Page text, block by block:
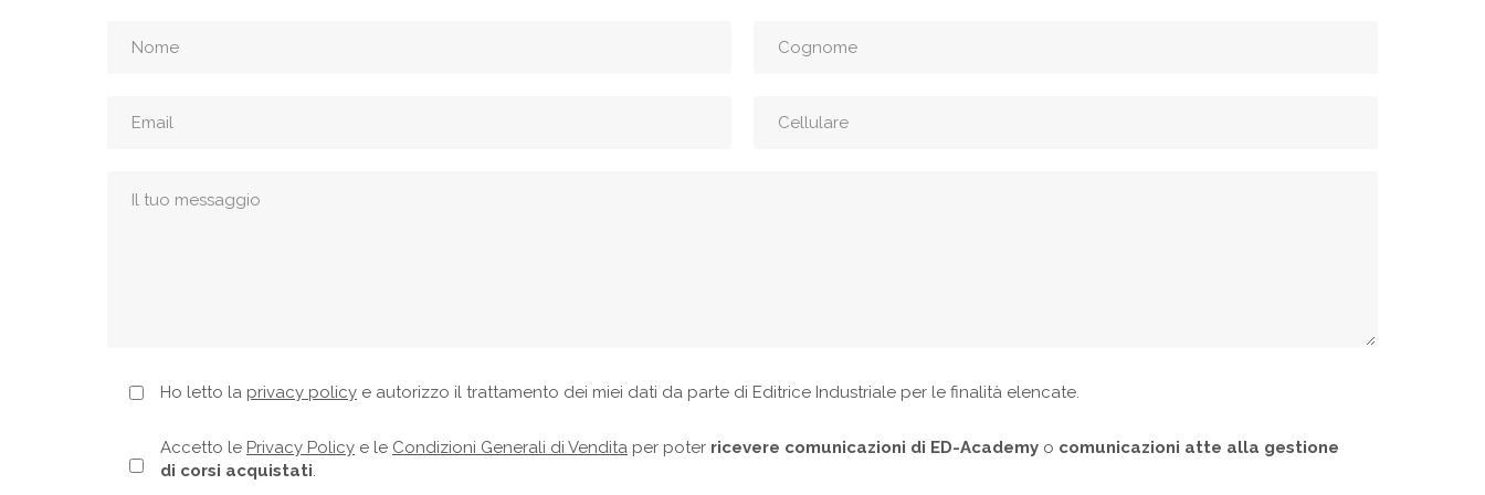
Ho letto la privacy policy e autorizzo il trattamento dei miei dati da parte di Editrice Industriale per le finalità elencate.
Accetto le Privacy Policy e le Condizioni Generali di Vendita per poter ricevere comunicazioni di ED-Academy o comunicazioni atte alla gestione
di corsi acquistati.